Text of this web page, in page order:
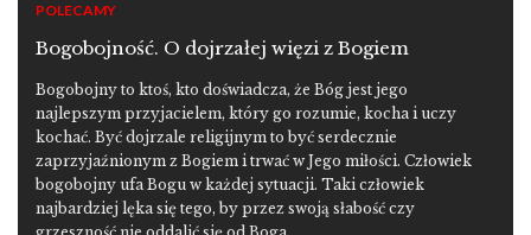
POLECAMY
Bogobojność. O dojrzałej więzi z Bogiem
Bogobojny to ktoś, kto doświadcza, że Bóg jest jego
najlepszym przyjacielem, który go rozumie, kocha i uczy
kochać. Być dojrzale religijnym to być serdecznie
zaprzyjaźnionym z Bogiem i trwać w Jego miłości. Człowiek
bogobojny ufa Bogu w każdej sytuacji. Taki człowiek
najbardziej lęka się tego, by przez swoją słabość czy